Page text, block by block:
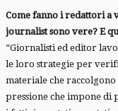
Come fanno i redattori a
journalist sono vere? E
“Giornalisti ed editor
le loro strategie per
materiale che
pressione che impone di